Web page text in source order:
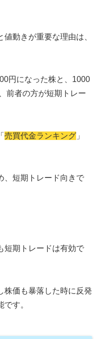
動きが重要な理由は、
円になった株と、1000
前者の方が短期トレー
売買代金ランキング 」
、短期トレード向きで
短期トレードは有効で
株価も暴落した時に反発
す。